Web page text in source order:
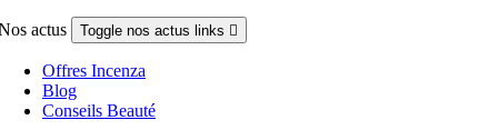
actus Toggle nos actus links 
Offres Incenza
Blog
Conseils Beauté